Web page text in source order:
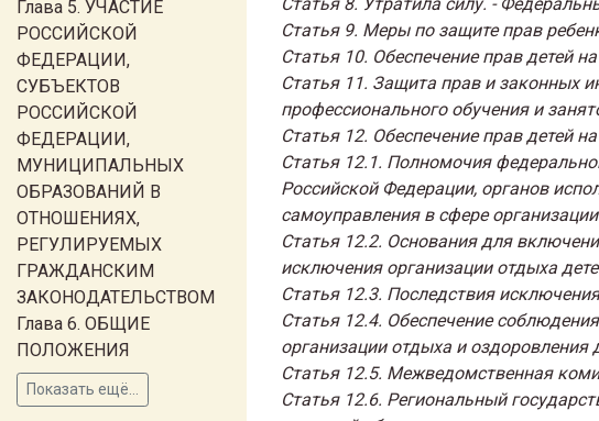
Глава 5. УЧАСТИЕ
РОССИЙСКОЙ
ФЕДЕРАЦИИ,
СУБЪЕКТОВ
РОССИЙСКОЙ
ФЕДЕРАЦИИ,
МУНИЦИПАЛЬНЫХ
ОБРАЗОВАНИЙ В
ОТНОШЕНИЯХ,
РЕГУЛИРУЕМЫХ
ГРАЖДАНСКИМ
ЗАКОНОДАТЕЛЬСТВОМ
Глава 6. ОБЩИЕ
ПОЛОЖЕНИЯ
Показать ещё...
Статья 9. Меры по защите прав
Статья 10. Обеспечение прав детей
Статья 11. Защита прав и законных
профессионального обучения и
Статья 12. Обеспечение прав детей
Статья 12.1. Полномочия
Российской Федерации, органов
самоуправления в сфере
Статья 12.2. Основания для
исключения организации отдыха
Статья 12.3. Последствия
Статья 12.4. Обеспечение
организации отдыха и оздоровления
Статья 12.5. Межведомственная
Статья 12.6. Региональный